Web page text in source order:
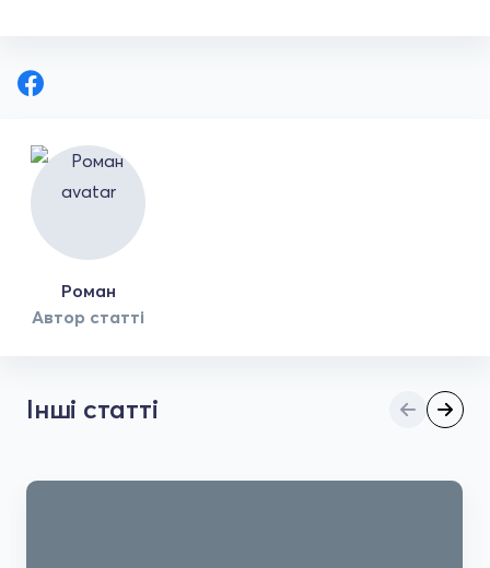
Роман
Автор статті
Інші статті